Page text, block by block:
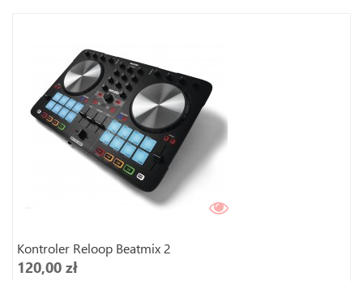
Kontroler Reloop Beatmix 2
120,00 zł